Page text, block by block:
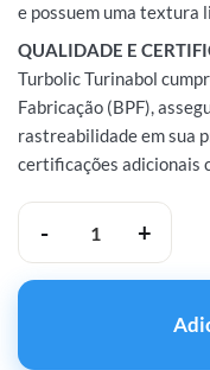
e possuem uma textura
QUALIDADE E
Turbolic Turinabol
Fabricação (BPF),
rastreabilidade em sua
certificações adicionais
Cooper Pharma Turbolic